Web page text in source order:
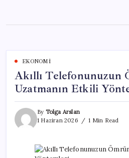
content
EKONOMI
Akıllı Telefonunuzun
Uzatmanın Etkili
By Tolga Arslan
1 Haziran 2026
1 Min Read